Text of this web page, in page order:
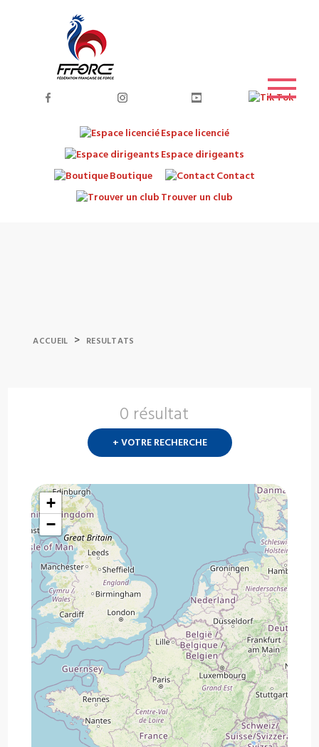
Espace licencié
Espace dirigeants
Boutique
Contact
Trouver un club
ACCUEIL > RESULTATS
0 résultat
+ VOTRE RECHERCHE
+
−